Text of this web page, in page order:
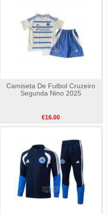
Camiseta De Futbol Cruzeiro
Segunda Nino 2025
€16.00